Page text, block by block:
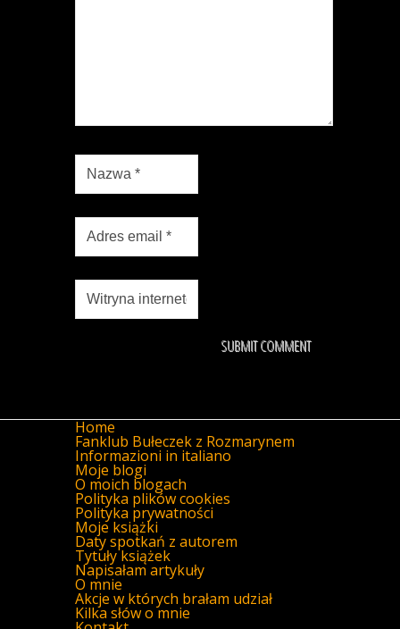
Home
Fanklub Bułeczek z Rozmarynem
Informazioni in italiano
Moje blogi
O moich blogach
Polityka plików cookies
Polityka prywatności
Moje książki
Daty spotkań z autorem
Tytuły książek
Napisałam artykuły
O mnie
Akcje w których brałam udział
Kilka słów o mnie